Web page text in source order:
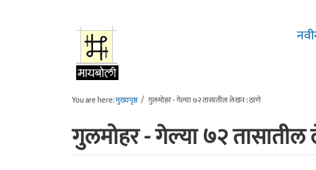
You are here:मुख्यपृष्ठ / गुलमोहर - गेल्या ७२ तासातील लेखन : ठाणे
गुलमोहर - गेल्या ७२